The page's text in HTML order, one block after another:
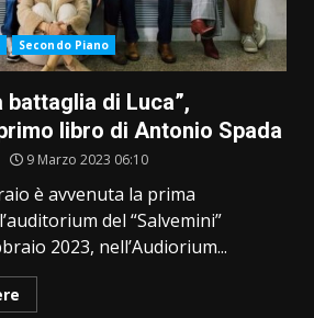
Secondo Piano
battaglia di Luca”,
libro di Antonio Spada
9 Marzo 2023 06:10
è avvenuta la prima
del “Salvemini”
2023, nell’Audiorium...